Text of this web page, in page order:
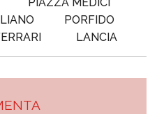
PORFIDO
LANCIA